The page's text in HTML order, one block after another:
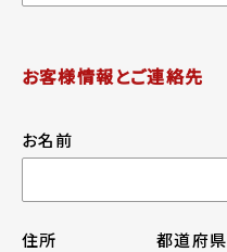
お客様情報とご連絡先
お名前
住所 都道府県